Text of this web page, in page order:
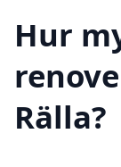
Hur
Rälla?